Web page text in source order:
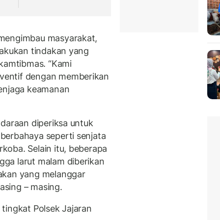
masyarakat,
tindakan yang
“Kami
dengan memberikan
keamanan
diperiksa untuk
seperti senjata
Selain itu, beberapa
larut malam diberikan
yang melanggar
– masing.
Polsek Jajaran